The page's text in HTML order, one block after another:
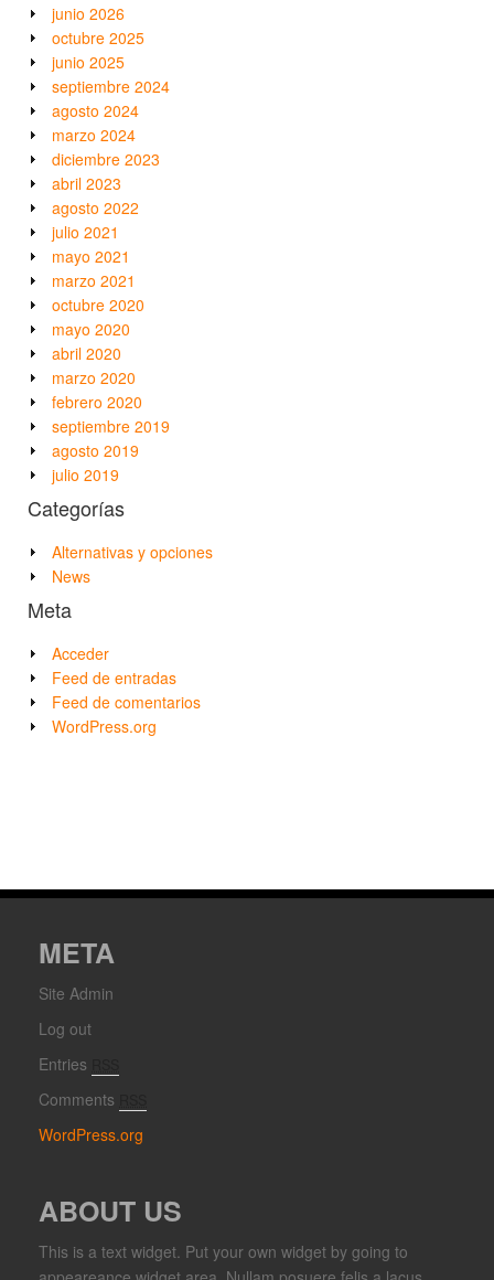
junio 2026
octubre 2025
junio 2025
septiembre 2024
agosto 2024
marzo 2024
diciembre 2023
abril 2023
agosto 2022
julio 2021
mayo 2021
marzo 2021
octubre 2020
mayo 2020
abril 2020
marzo 2020
febrero 2020
septiembre 2019
agosto 2019
julio 2019
Categorías
Alternativas y opciones
News
Meta
Acceder
Feed de entradas
Feed de comentarios
WordPress.org
META
Site Admin
Log out
Entries
Comments
WordPress.org
ABOUT US
This is a text widget. Put your own widget by going to